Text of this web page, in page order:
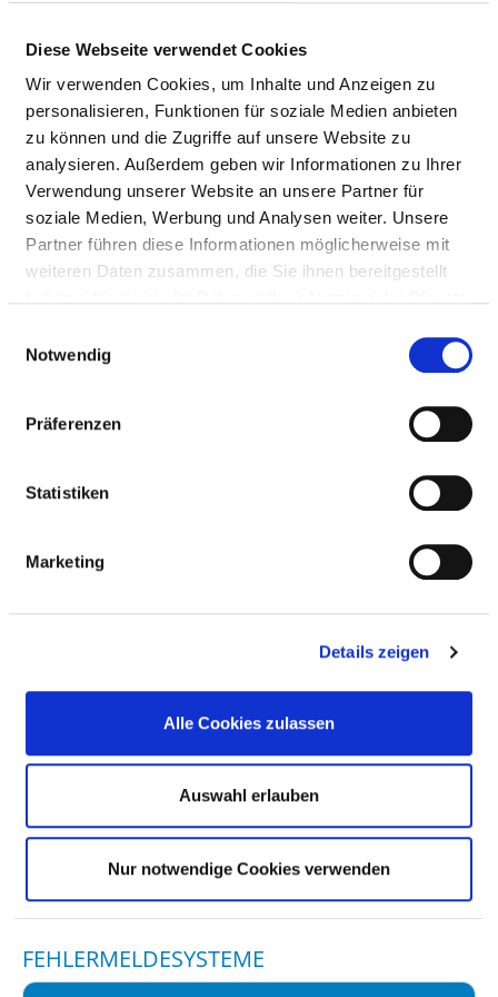
Diese Webseite verwendet Cookies
Wir verwenden Cookies, um Inhalte und Anzeigen zu
personalisieren, Funktionen für soziale Medien anbieten
zu können und die Zugriffe auf unsere Website zu
analysieren. Außerdem geben wir Informationen zu Ihrer
Verwendung unserer Website an unsere Partner für
soziale Medien, Werbung und Analysen weiter. Unsere
Partner führen diese Informationen möglicherweise mit
weiteren Daten zusammen, die Sie ihnen bereitgestellt
Notwendig
Präferenzen
Statistiken
Marketing
Details zeigen
Alle Cookies zulassen
Auswahl erlauben
Nur notwendige Cookies verwenden
QUALITÄTSMANAGEMENT
VERANTWORTLICHE PERSON
Dr. med. Knut Busse
Beauftragter
Kesslerstrasse 08
Mail:
ed.grubnreb-kinilkdlaw@gnutlawrev
RISIKOMANAGEMENT
VERANTWORTLICHE PERSON
INSTRUMENTE UND MASSNAHMEN IM R
ISIKOMANAGEMENT
INSTRUMENTE UND MASSNAHMEN
FEHLERMELDESYSTEME